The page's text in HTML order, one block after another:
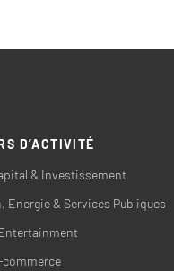
D’ACTIVITÉ
& Investissement
Energie & Services Publiques
commerce